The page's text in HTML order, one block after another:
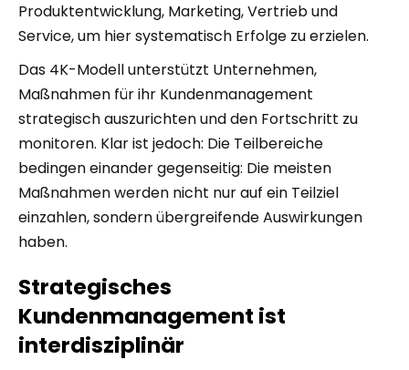
Produktentwicklung, Marketing, Vertrieb und
Service, um hier systematisch Erfolge zu erzielen.
Das 4K-Modell unterstützt Unternehmen,
Maßnahmen für ihr Kundenmanagement
strategisch auszurichten und den Fortschritt zu
monitoren. Klar ist jedoch: Die Teilbereiche
bedingen einander gegenseitig: Die meisten
Maßnahmen werden nicht nur auf ein Teilziel
einzahlen, sondern übergreifende Auswirkungen
haben.
Strategisches
Kundenmanagement ist
interdisziplinär